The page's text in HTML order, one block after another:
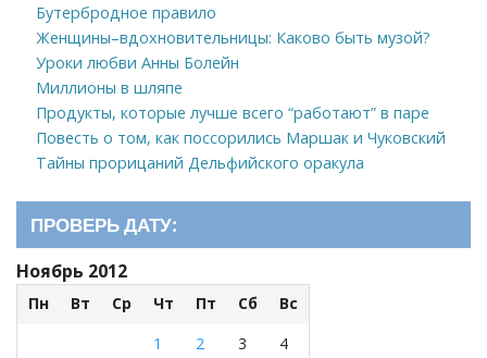
Бутербродное правило
Женщины–вдохновительницы: Каково быть музой?
Уроки любви Анны Болейн
Миллионы в шляпе
Продукты, которые лучше всего “работают” в паре
Повесть о том, как поссорились Маршак и Чуковский
Тайны прорицаний Дельфийского оракула
ПРОВЕРЬ ДАТУ:
Ноябрь 2012
Пн Вт Ср Чт Пт Сб
Вс
1
2 3
4